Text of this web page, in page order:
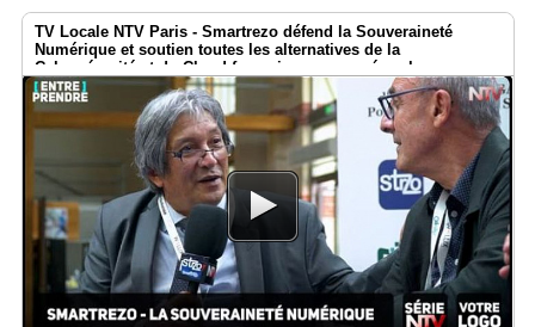
TV Locale NTV Paris - Smartrezo défend la Souveraineté
Numérique et soutien toutes les alternatives de la
Cybersécurité et du Cloud françaises regroupées chez
Hexatrust